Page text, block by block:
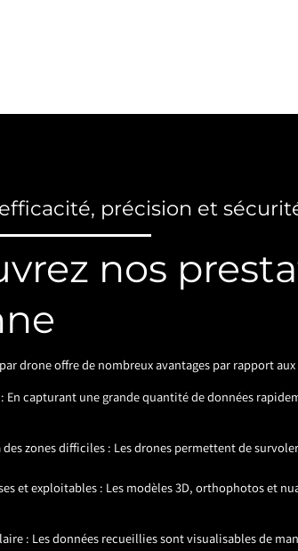
précision et
nos
drone offre de nombreux avantages par rapport
En capturant une grande quantité de données
zones difficiles : Les drones permettent de
et exploitables : Les modèles 3D, orthophotos et
: Les données recueillies sont visualisables de